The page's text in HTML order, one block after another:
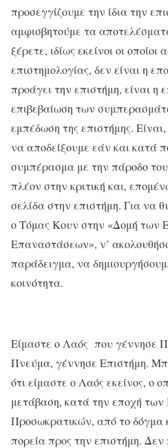
προσεγγίζουμε την ίδια την
αμφισβητούμε τα
ξέρετε, ιδίως εκείνοι οι
επιστημολογίας, δεν είναι η
προάγει την επιστήμη, είναι η
επιβεβαίωση των
εμπέδωση της επιστήμης.
να αποδείξουμε εάν και κατά
συμπέρασμα με την πάροδο
πλέον στην κριτική και,
σελίδα στην επιστήμη. Για να
ο Τόμας Κουν στην «Δομή των
Επαναστάσεων», ν’
παράδειγμα, να
κοινότητα.
Είμαστε ο Λαός που γέννησε
Πνεύμα, γέννησε Επιστήμη.
ότι είμαστε ο Λαός εκείνος, ο
μετάβαση, κατά την εποχή των
Προσωκρατικών, από το δόγμα
πορεία προς την επιστήμη.